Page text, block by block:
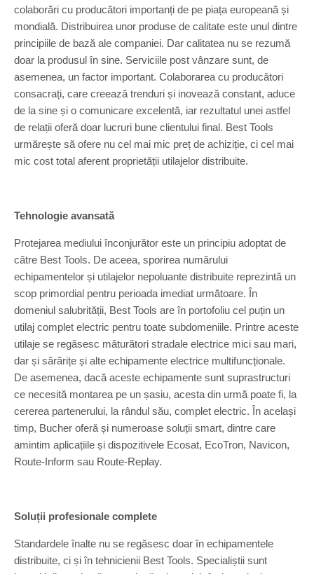
colaborări cu producători importanți de pe piața europeană și
mondială. Distribuirea unor produse de calitate este unul dintre
principiile de bază ale companiei. Dar calitatea nu se rezumă
doar la produsul în sine. Serviciile post vânzare sunt, de
asemenea, un factor important. Colaborarea cu producători
consacrați, care creează trenduri și inovează constant, aduce
de la sine și o comunicare excelentă, iar rezultatul unei astfel
de relații oferă doar lucruri bune clientului final. Best Tools
urmărește să ofere nu cel mai mic preț de achiziție, ci cel mai
mic cost total aferent proprietății utilajelor distribuite.
Tehnologie avansată
Protejarea mediului înconjurător este un principiu adoptat de
către Best Tools. De aceea, sporirea numărului
echipamentelor și utilajelor nepoluante distribuite reprezintă un
scop primordial pentru perioada imediat următoare. În
domeniul salubrității, Best Tools are în portofoliu cel puțin un
utilaj complet electric pentru toate subdomeniile. Printre aceste
utilaje se regăsesc măturători stradale electrice mici sau mari,
dar și sărărițe și alte echipamente electrice multifuncționale.
De asemenea, dacă aceste echipamente sunt suprastructuri
ce necesită montarea pe un șasiu, acesta din urmă poate fi, la
cererea partenerului, la rândul său, complet electric. În același
timp, Bucher oferă și numeroase soluții smart, dintre care
amintim aplicațiile și dispozitivele Ecosat, EcoTron, Navicon,
Route-Inform sau Route-Replay.
Soluții profesionale complete
Standardele înalte nu se regăsesc doar în echipamentele
distribuite, ci și în tehnicienii Best Tools. Specialiștii sunt